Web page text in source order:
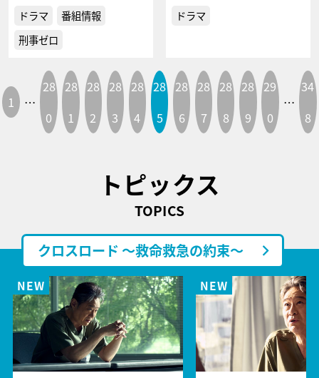
ドラマ
番組情報
刑事ゼロ
ドラマ
1 …
28
0
28
1
28
2
28
3
28
4
28
5
28
6
28
7
28
8
28
9
29
0
…
34
8
トピックス
TOPICS
クロスロード ～救命救急の約束～